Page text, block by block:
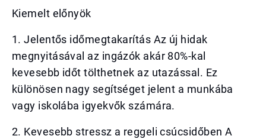
Kiemelt előnyök
1. Jelentős időmegtakarítás Az új hidak
megnyitásával az ingázók akár 80%-kal
kevesebb időt tölthetnek az utazással. Ez
különösen nagy segítséget jelent a munkába
vagy iskolába igyekvők számára.
2. Kevesebb stressz a reggeli csúcsidőben A